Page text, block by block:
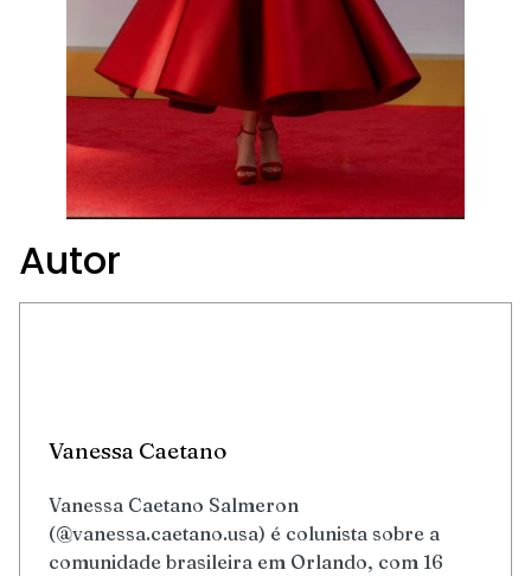
Autor
Vanessa Caetano
Vanessa Caetano Salmeron
(@vanessa.caetano.usa) é colunista sobre a
comunidade brasileira em Orlando, com 16